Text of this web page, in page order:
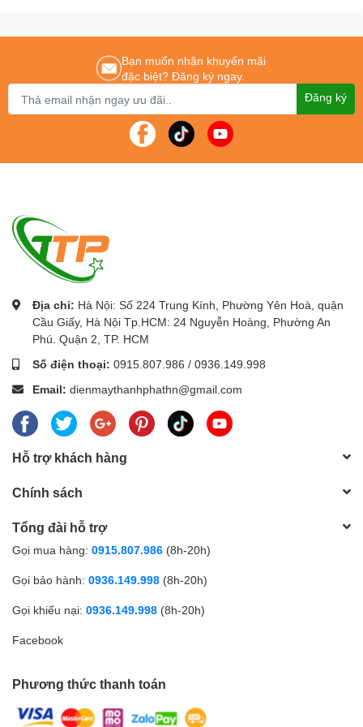
tuỳ theo điêu kiện nào đến trước
Công Ty C Ph ầ n Thi
phân phối chính thức Máy chiếu, Màn hình
tương tác thông minh, bảng tương tác thông minh, Khung tương tác thông
minh, bục giảng thông minh
Với các thương hiệu nổi tiếng như
Gaoke, PK Pro, Boxlight, Motion Magix,
Chúng tôi cam kết mang lại cho khách hàng :Giá tốt nhất – Sản phẩm chính
Cung cấpmáy chiếu giá rẻ
Bạn muốn nhận khuyến mãi
đặc biệt? Đăng ký ngay.
Đăng ký
Địa chỉ: Hà Nội: Số 224 Trung Kính, Phường Yên Hoà, quận
Cầu Giấy, Hà Nội Tp.HCM: 24 Nguyễn Hoàng, Phường An
Phú. Quận 2, TP. HCM
Số điện thoại: 0915.807.986 / 0936.149.998
Email: dienmaythanhphathn@gmail.com
Hỗ trợ khách hàng
Chính sách
Tổng đài hỗ trợ
Gọi mua hàng: 0915.807.986 (8h-20h)
Gọi bảo hành: 0936.149.998 (8h-20h)
Gọi khiếu nại: 0936.149.998 (8h-20h)
Facebook
Phương thức thanh toán